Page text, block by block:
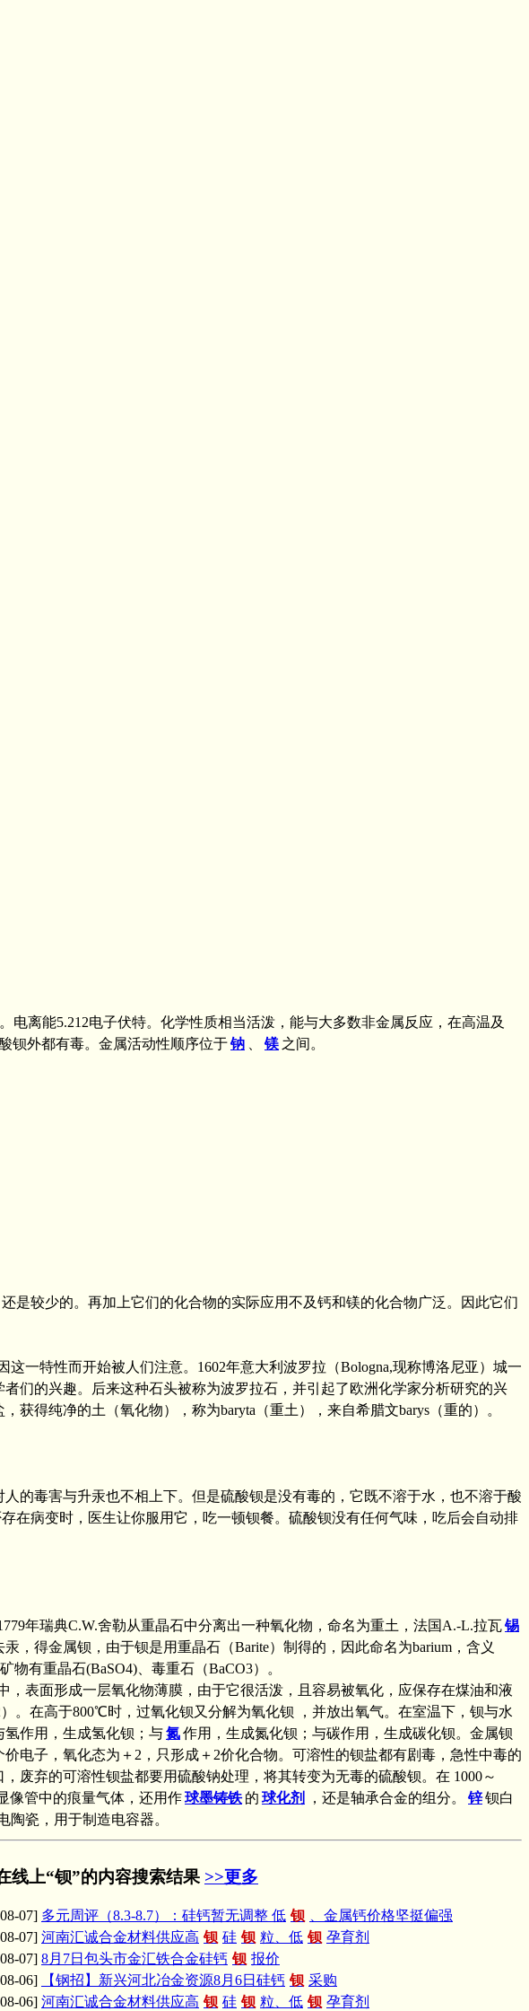
离能5.212电子伏特。化学性质相当活泼，能与大多数非金属反应，在高温及
钡外都有毒。金属活动性顺序位于钠 镁 之间。
是较少的。再加上它们的化合物的实际应用不及钙和镁的化合物广泛。因此它们
一特性而开始被人们注意。1602年意大利波罗拉（Bologna,现称博洛尼亚）城一
们的兴趣。后来这种石头被称为波罗拉石，并引起了欧洲化学家分析研究的兴
得纯净的土（氧化物），称为baryta（重土），来自希腊文barys（重的）。
的毒害与升汞也不相上下。但是硫酸钡是没有毒的，它既不溶于水，也不溶于酸
在病变时，医生让你服用它，吃一顿钡餐。硫酸钡没有任何气味，吃后会自动排
年瑞典C.W.舍勒从重晶石中分离出一种氧化物，命名为重土，法国A.-L.拉瓦锡
，得金属钡，由于钡是用重晶石（Barite）制得的，因此命名为barium，含义
有重晶石(BaSO4)、毒重石（BaCO3）。
表面形成一层氧化物薄膜，由于它很活泼，且容易被氧化，应保存在煤油和液
。在高于800℃时，过氧化钡又分解为氧化钡 ，并放出氧气。在室温下，钡与水
作用，生成氢化钡；与氮作用，生成氮化钡；与碳作用，生成碳化钡。金属钡
电子，氧化态为＋2，只形成＋2价化合物。可溶性的钡盐都有剧毒，急性中毒的
废弃的可溶性钡盐都要用硫酸钠处理，将其转变为无毒的硫酸钡。在 1000～
像管中的痕量气体，还用作球墨铸铁 的 球化剂 ，还是轴承合金的组分。 锌钡白
陶瓷，用于制造电容器。
线上“钡”的内容搜索结果 >>更多
07] 多元周评（8.3-8.7）：硅钙暂无调整 低 钡
、金属钙价格坚挺偏强
07] 河南汇诚合金材料供应高 钡 硅 钡 粒、低 钡 孕育剂
07] 8月7日包头市金汇铁合金硅钙 钡 报价
06]
【钢招】新兴河北冶金资源8月6日硅钙 钡 采购
06] 河南汇诚合金材料供应高 钡 硅 钡 粒、低 钡 孕育剂